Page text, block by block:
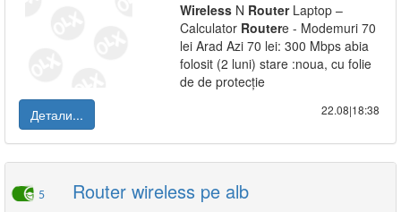
Wireless N RouterLaptop –
Calculator Routere - Modemuri 70
lei Arad Azi 70 lei: 300 Mbps abia
folosit (2 luni) stare :noua, cu folie
de de protecție
Детали...
22.08|18:38
5 Router wireless pe alb